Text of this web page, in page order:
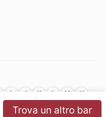
Trova un altro bar
I J K L M
N
W X Y Z